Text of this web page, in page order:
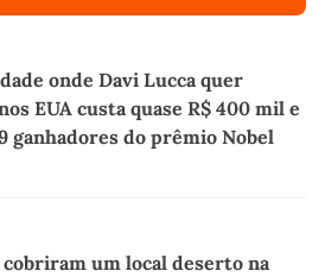
onde Davi Lucca quer
EUA custa quase R$ 400 mil e
ganhadores do prêmio Nobel
cobriram um local deserto na